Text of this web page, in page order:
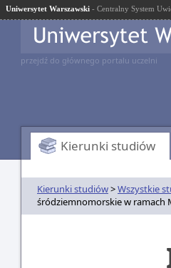
Uniwersytet Warszawski - Centralny System
przejdź do głównego portalu uczelni
Kierunki studiów
Kierunki studiów>Wszystkie
śródziemnomorskie w ramach